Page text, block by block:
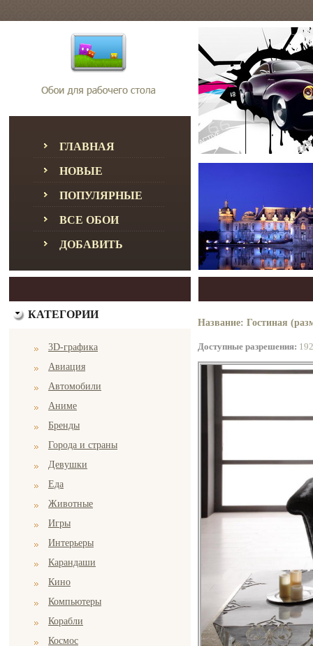
ГЛАВНАЯ
НОВЫЕ
ПОПУЛЯРНЫЕ
ВСЕ ОБОИ
ДОБАВИТЬ
КАТЕГОРИИ
3D-графика
Авиация
Автомобили
Аниме
Бренды
Города и страны
Девушки
Еда
Животные
Игры
Интерьеры
Карандаши
Кино
Компьютеры
Корабли
Космос
Название: Гостиная
Доступные разрешения: